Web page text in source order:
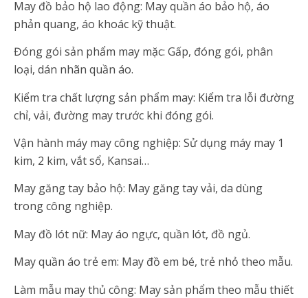
May đồ bảo hộ lao động: May quần áo bảo hộ, áo
phản quang, áo khoác kỹ thuật.
Đóng gói sản phẩm may mặc: Gấp, đóng gói, phân
loại, dán nhãn quần áo.
Kiểm tra chất lượng sản phẩm may: Kiểm tra lỗi đường
chỉ, vải, đường may trước khi đóng gói.
Vận hành máy may công nghiệp: Sử dụng máy may 1
kim, 2 kim, vắt sổ, Kansai…
May găng tay bảo hộ: May găng tay vải, da dùng
trong công nghiệp.
May đồ lót nữ: May áo ngực, quần lót, đồ ngủ.
May quần áo trẻ em: May đồ em bé, trẻ nhỏ theo mẫu.
Làm mẫu may thủ công: May sản phẩm theo mẫu thiết